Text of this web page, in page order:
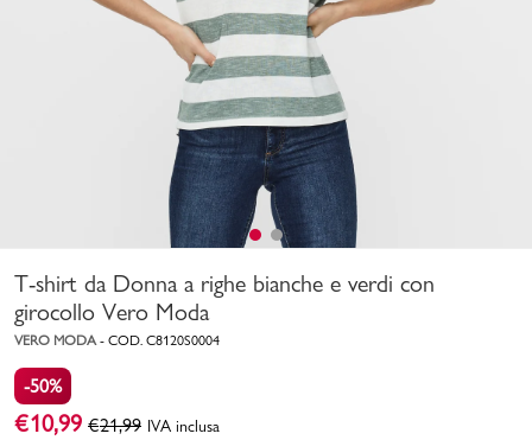
Bambino
Valigie
Marchi
T-shirt da Donna a righe bianche e verdi con
girocollo Vero Moda
VERO MODA - COD. C8120S0004
-50%
€10,99 €21,99 IVA inclusa